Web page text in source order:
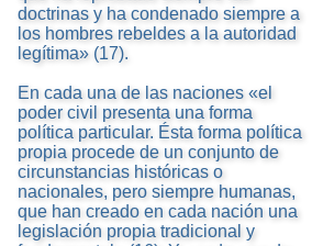
doctrinas y ha condenado siempre a
los hombres rebeldes a la autoridad
legítima» (17).
En cada una de las naciones «el
poder civil presenta una forma
política particular. Ésta forma política
propia procede de un conjunto de
circunstancias históricas o
nacionales, pero siempre humanas,
que han creado en cada nación una
legislación propia tradicional y